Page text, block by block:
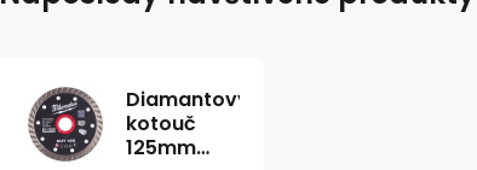
Diamantový
kotouč
125mm